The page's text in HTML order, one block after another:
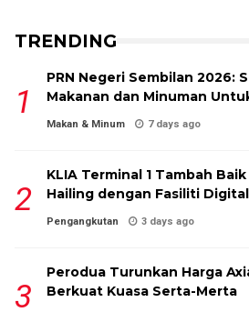
TRENDING
PRN Negeri Sembilan 2026:
Makanan dan Minuman
Makan & Minum 7 days ago
KLIA Terminal 1 Tambah
Hailing dengan Fasiliti
Pengangkutan 3 days ago
Perodua Turunkan Harga
Berkuat Kuasa Serta-Merta